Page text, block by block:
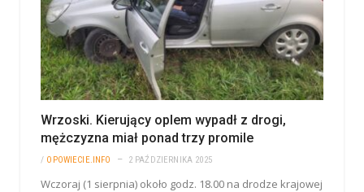
Wrzoski. Kierujący oplem wypadł z drogi,
mężczyzna miał ponad trzy promile
/ OPOWIECIE.INFO 2 PAŹDZIERNIKA 2025
Wczoraj (1 sierpnia) około godz. 18.00 na drodze krajowej